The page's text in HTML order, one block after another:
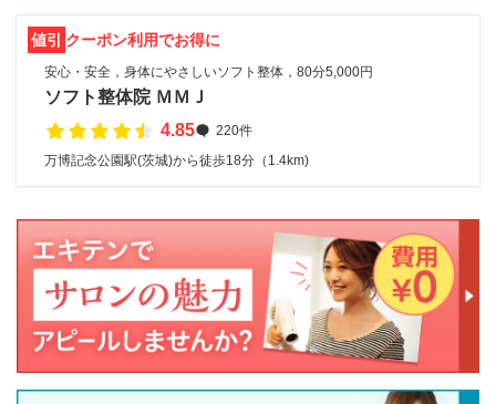
値引 クーポン利用でお得に
安心・安全，身体にやさしいソフト整体，80分5,000円
ソフト整体院 ＭＭＪ
4.85
220件
万博記念公園駅(茨城)から徒歩18分（1.4km)